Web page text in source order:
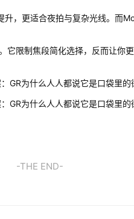
升，更适合夜拍与复杂光线。而
它限制焦段简化选择，反而让你
-THE END-